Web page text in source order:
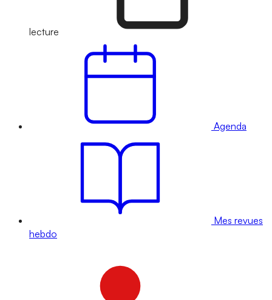
lecture
Agenda
Mes revues
hebdo